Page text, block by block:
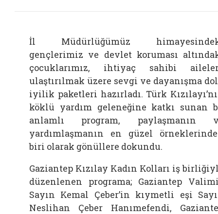
İl Müdürlüğümüz
gençlerimiz ve devlet koruması
çocuklarımız, ihtiyaç sahibi
ulaştırılmak üzere sevgi ve dayanışma
iyilik paketleri hazırladı. Türk
köklü yardım geleneğine katkı sunan
anlamlı program, paylaşmanın
yardımlaşmanın en güzel
biri olarak gönüllere dokundu.
Gaziantep Kızılay Kadın Kolları iş
düzenlenen programa; Gaziantep
Sayın Kemal Çeber’in kıymetli eşi
Neslihan Çeber Hanımefendi,